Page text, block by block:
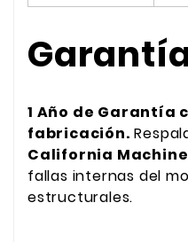
1 Año de Garantía
fabricación.
California
fallas internas del
estructurales.